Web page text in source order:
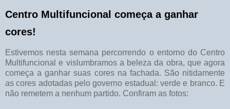
Centro Multifuncional começa a ganhar
cores!
Estivemos nesta semana percorrendo o entorno do Centro
Multifuncional e vislumbramos a beleza da obra, que agora
começa a ganhar suas cores na fachada. São nitidamente
as cores adotadas pelo governo estadual: verde e branco. E
não remetem a nenhum partido. Confiram as fotos: